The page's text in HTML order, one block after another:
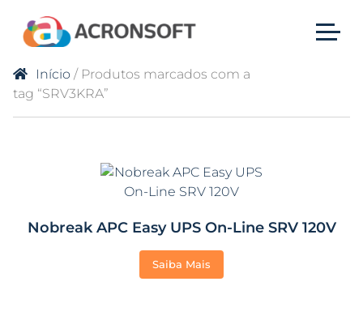
Início / Produtos marcados com a
tag “SRV3KRA”
Nobreak APC Easy UPS On-Line SRV 120V
Saiba Mais